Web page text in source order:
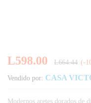
L598.00 L664.44 (-
Vendido por: CASA
Modernos aretes dorados de